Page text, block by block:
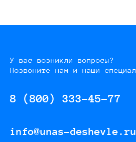
У вас возникли вопросы?
Позвоните нам и наши
8 (800) 333-45-77
info@unas-deshevle.ru